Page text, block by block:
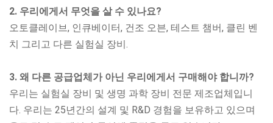
2. 우리에게서 무엇을 살 수 있나요?
오토클레이브, 인큐베이터, 건조 오븐, 테스트 챔버, 클린 벤
치 그리고 다른 실험실 장비.
3. 왜 다른 공급업체가 아닌 우리에게서 구매해야 합니까?
우리는 실험실 장비 및 생명 과학 장비 전문 제조업체입니
다. 우리는 25년간의 설계 및 R&D 경험을 보유하고 있으며